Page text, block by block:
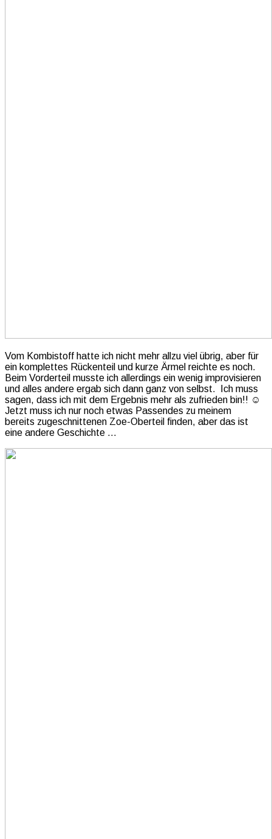
Vom Kombistoff hatte ich nicht mehr allzu viel übrig, aber für
ein komplettes Rückenteil und kurze Ärmel reichte es noch.
Beim Vorderteil musste ich allerdings ein wenig improvisieren
und alles andere ergab sich dann ganz von selbst. Ich muss
sagen, dass ich mit dem Ergebnis mehr als zufrieden bin!! ☺️
Jetzt muss ich nur noch etwas Passendes zu meinem
bereits zugeschnittenen Zoe-Oberteil finden, aber das ist
eine andere Geschichte …